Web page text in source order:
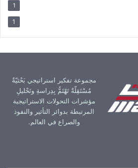
1
1
مجموعة تفكير استراتيجي بَحْثيّةٌ
مُسْتَقِلّةٌ تَهْتَمُّ بِدِراسةِ وتَحْليلِ
مؤشرات التحولات الاستراتيجية
المرتبطة بدوائر التأثير والنفوذ
والصراع في العالم.